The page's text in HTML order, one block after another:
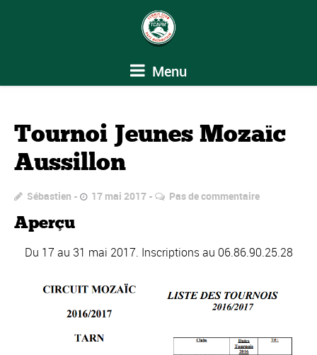
Menu
Tournoi Jeunes Mozaïc
Aussillon
Sébastien 17 mai 2017 Pas de commentaire
Aperçu
Du 17 au 31 mai 2017. Inscriptions au 06.86.90.25.28